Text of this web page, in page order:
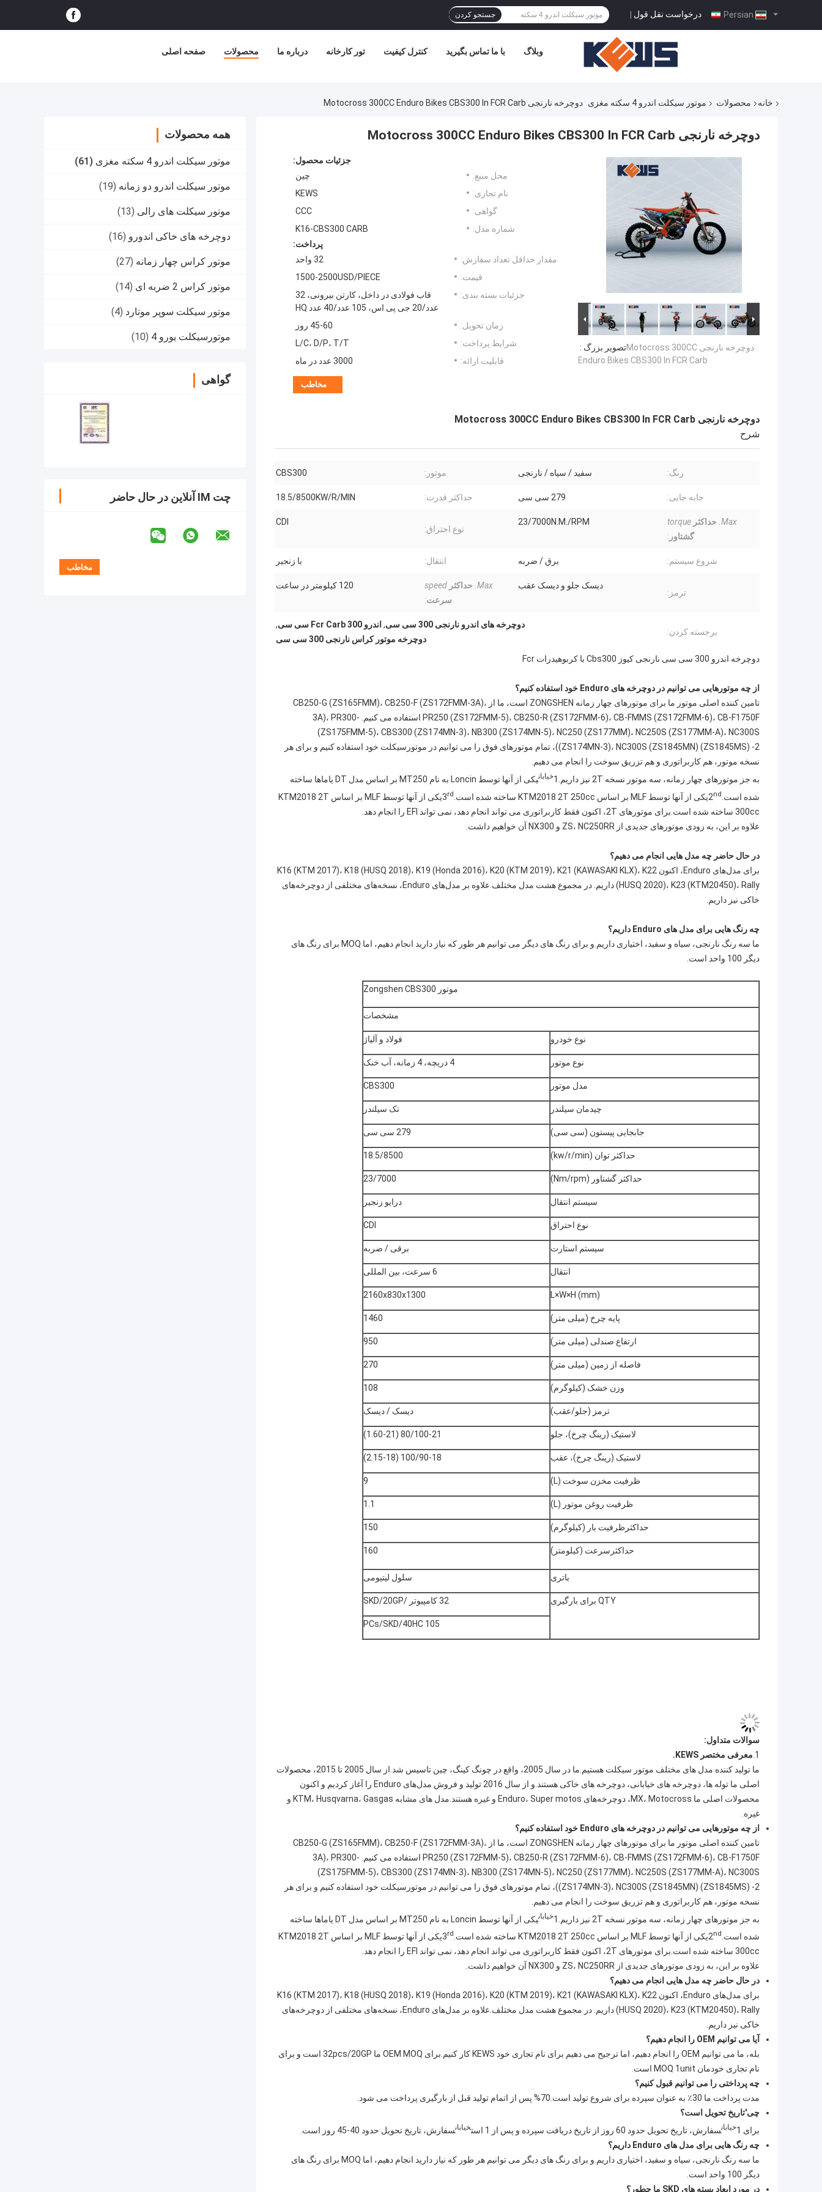
درخواست نقل قول | جستجو کردن
صفحه اصلی محصولات درباره ما تور کارخانه کنترل کیفیت با ما تماس بگیرید وبلاگ
خانه محصولات موتور سیکلت اندرو 4 سکته مغزی دوچرخه نارنجی Motocross 300CC Enduro Bikes CBS300 In FCR Carb
همه محصولات
موتور سیکلت اندرو 4 سکته مغزی (61)
موتور سیکلت اندرو دو زمانه (19)
موتور سیکلت های رالی (13)
دوچرخه های خاکی اندورو (16)
موتور کراس چهار زمانه (27)
موتور کراس 2 ضربه ای (14)
موتور سیکلت سوپر موتارد (4)
موتورسیکلت یورو 4 (10)
گواهی
چت IM آنلاین در حال حاضر
دوچرخه نارنجی Motocross 300CC Enduro Bikes CBS300 In FCR Carb
تصویر بزرگ :دوچرخه نارنجی Motocross 300CC
Enduro Bikes CBS300 In FCR Carb
جزئیات محصول:
محل منبع:
چین
نام تجاری:
KEWS
گواهی:
CCC
شماره مدل:
K16-CBS300 CARB
پرداخت:
مقدار حداقل تعداد سفارش:
32 واحد
قیمت:
1500-2500USD/PIECE
جزئیات بسته بندی:
قاب فولادی در داخل، کارتن بیرونی، 32
عدد/20 جی پی اس، 105 عدد/40 عدد HQ
زمان تحویل:
45-60 روز
شرایط پرداخت:
L/C، D/P، T/T
قابلیت ارائه:
3000 عدد در ماه
مخاطب
دوچرخه نارنجی Motocross 300CC Enduro Bikes CBS300 In FCR Carb
شرح
رنگ: سفید / سیاه / نارنجی موتور: CBS300
جابه جایی: 279 سی سی حداکثر قدرت: 18.5/8500KW/R/MIN
Max. حداکثر torque
گشتاور :
23/7000N.M./RPM
نوع احتراق:
CDI
شروع سیستم: برق / ضربه انتقال: با زنجیر
ترمز:
دیسک جلو و دیسک عقب Max. حداکثر speed
سرعت:
120 کیلومتر در ساعت
برجسته کردن:
دوچرخه های اندرو نارنجی 300 سی سی , اندرو Fcr Carb 300 سی سی
,
دوچرخه موتور کراس نارنجی 300 سی سی
دوچرخه اندرو 300 سی سی نارنجی کیوز Cbs300 با کربوهیدرات Fcr
از چه موتورهایی می توانیم در دوچرخه های Enduro خود استفاده کنیم؟
تامین کننده اصلی موتور ما برای موتورهای چهار زمانه ZONGSHEN است، ما از CB250-G (ZS165FMM)، CB250-F (ZS172FMM-3A)،
PR250 (ZS172FMM-5)، CB250-R (ZS172FMM-6)، CB-FMMS (ZS172FMM-6)، CB-F1750F استفاده می کنیم. -3A)، PR300
(ZS175FMM-5)، CBS300 (ZS174MN-3)، NB300 (ZS174MN-5)، NC250 (ZS177MM)، NC250S (ZS177MM-A)، NC300S
(ZS174MN-3)، NC300S (ZS1845MN) (ZS1845MS) -2)، تمام موتورهای فوق را می توانیم در موتورسیکلت خود استفاده کنیم و برای هر
نسخه موتور، هم کاربراتوری و هم تزریق سوخت را انجام می دهیم.
به جز موتورهای چهار زمانه، سه موتور نسخه 2T نیز داریم.1
خیابان
یکی از آنها توسط Loncin به نام MT250 بر اساس مدل DT یاماها ساخته
شده است.2 nd یکی از آنها توسط MLF بر اساس KTM2018 2T 250cc ساخته شده است.3 rd
یکی از آنها توسط MLF بر اساس KTM2018 2T
300cc ساخته شده است.برای موتورهای 2T، اکنون فقط کاربراتوری می تواند انجام دهد، نمی تواند EFI را انجام دهد.
علاوه بر این، به زودی موتورهای جدیدی از ZS، NC250RR و NX300 آن خواهیم داشت.
در حال حاضر چه مدل هایی انجام می دهیم؟
برای مدل‌های Enduro، اکنون K16 (KTM 2017)، K18 (HUSQ 2018)، K19 (Honda 2016)، K20 (KTM 2019)، K21 (KAWASAKI KLX)، K22
(HUSQ 2020)، K23 (KTM20450)، Rally داریم. در مجموع هشت مدل مختلف.علاوه بر مدل‌های Enduro، نسخه‌های مختلفی از دوچرخه‌های
خاکی نیز داریم.
چه رنگ هایی برای مدل های Enduro داریم؟
ما سه رنگ نارنجی، سیاه و سفید، اختیاری داریم.و برای رنگ های دیگر می توانیم هر طور که نیاز دارید انجام دهیم، اما MOQ برای رنگ های
دیگر 100 واحد است.
موتور Zongshen CBS300
مشخصات
نوع خودرو فولاد و آلیاژ
نوع موتور 4 دریچه، 4 زمانه، آب خنک
مدل موتور CBS300
چیدمان سیلندر تک سیلندر
جابجایی پیستون (سی سی) 279 سی سی
حداکثر توان (kw/r/min) 18.5/8500
حداکثر گشتاور (Nm/rpm) 23/7000
سیستم انتقال درایو زنجیر
نوع احتراق CDI
سیستم استارت برقی / ضربه
انتقال 6 سرعت، بین المللی
L×W×H (mm)
2160x830x1300
پایه چرخ (میلی متر) 1460
ارتفاع صندلی (میلی متر) 950
فاصله از زمین (میلی متر) 270
وزن خشک (کیلوگرم) 108
ترمز (جلو/عقب) دیسک / دیسک
لاستیک (رینگ چرخ)، جلو 80/100-21 (1.60-21)
لاستیک (رینگ چرخ)، عقب 100/90-18 (2.15-18)
ظرفیت مخزن سوخت (L) 9
ظرفیت روغن موتور (L) 1.1
حداکثرظرفیت بار (کیلوگرم) 150
حداکثرسرعت (کیلومتر) 160
باتری سلول لیتیومی
QTY برای بارگیری 32 کامپیوتر /SKD/20GP
105 PCs/SKD/40HC
سوالات متداول:
1. معرفی مختصر KEWS.
ما تولید کننده مدل های مختلف موتور سیکلت هستیم.ما در سال 2005، واقع در چونگ کینگ، چین تاسیس شد.از سال 2005 تا 2015، محصولات
اصلی ما توله ها، دوچرخه های خیابانی، دوچرخه های خاکی هستند.و از سال 2016 تولید و فروش مدل‌های Enduro را آغاز کردیم و اکنون
محصولات اصلی ما MX، Motocross، دوچرخه‌های Enduro، Super motos و غیره هستند.مدل های مشابه KTM، Husqvarna، Gasgas و
غیره.
از چه موتورهایی می توانیم در دوچرخه های Enduro خود استفاده کنیم؟
تامین کننده اصلی موتور ما برای موتورهای چهار زمانه ZONGSHEN است، ما از CB250-G (ZS165FMM)، CB250-F (ZS172FMM-3A)،
PR250 (ZS172FMM-5)، CB250-R (ZS172FMM-6)، CB-FMMS (ZS172FMM-6)، CB-F1750F استفاده می کنیم. -3A)، PR300
(ZS175FMM-5)، CBS300 (ZS174MN-3)، NB300 (ZS174MN-5)، NC250 (ZS177MM)، NC250S (ZS177MM-A)، NC300S
(ZS174MN-3)، NC300S (ZS1845MN) (ZS1845MS) -2)، تمام موتورهای فوق را می توانیم در موتورسیکلت خود استفاده کنیم و برای هر
نسخه موتور، هم کاربراتوری و هم تزریق سوخت را انجام می دهیم.
به جز موتورهای چهار زمانه، سه موتور نسخه 2T نیز داریم.1
خیابان
یکی از آنها توسط Loncin به نام MT250 بر اساس مدل DT یاماها ساخته
شده است.2 nd یکی از آنها توسط MLF بر اساس KTM2018 2T 250cc ساخته شده است.3 rd
یکی از آنها توسط MLF بر اساس KTM2018 2T
300cc ساخته شده است.برای موتورهای 2T، اکنون فقط کاربراتوری می تواند انجام دهد، نمی تواند EFI را انجام دهد.
علاوه بر این، به زودی موتورهای جدیدی از ZS، NC250RR و NX300 آن خواهیم داشت.
در حال حاضر چه مدل هایی انجام می دهیم؟
برای مدل‌های Enduro، اکنون K16 (KTM 2017)، K18 (HUSQ 2018)، K19 (Honda 2016)، K20 (KTM 2019)، K21 (KAWASAKI KLX)، K22
(HUSQ 2020)، K23 (KTM20450)، Rally داریم. در مجموع هشت مدل مختلف.علاوه بر مدل‌های Enduro، نسخه‌های مختلفی از دوچرخه‌های
خاکی نیز داریم.
آیا می توانیم OEM را انجام دهیم؟
بله، ما می توانیم OEM را انجام دهیم، اما ترجیح می دهیم برای نام تجاری خود KEWS کار کنیم.برای OEM MOQ ما 32pcs/20GP است و برای
نام تجاری خودمان MOQ 1unit است.
چه پرداختی را می توانیم قبول کنیم؟
مدت پرداخت ما 30٪ به عنوان سپرده برای شروع تولید است.70% پس از اتمام تولید قبل از بارگیری پرداخت می شود.
چی'تاریخ تحویل است؟
برای 1
خیابانسفارش، تاریخ تحویل حدود 60 روز از تاریخ دریافت سپرده و پس از 1 است خیابانسفارش، تاریخ تحویل حدود 40-45 روز است.
چه رنگ هایی برای مدل های Enduro داریم؟
ما سه رنگ نارنجی، سیاه و سفید، اختیاری داریم.و برای رنگ های دیگر می توانیم هر طور که نیاز دارید انجام دهیم، اما MOQ برای رنگ های
دیگر 100 واحد است.
در مورد ابعاد بسته های SKD ما چطور؟